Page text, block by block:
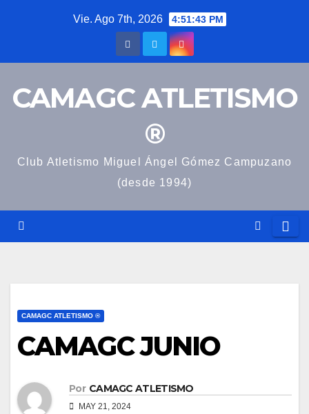
Vie. Ago 7th, 2026 4:51:43 PM
CAMAGC ATLETISMO
®
Club Atletismo Miguel Ángel Gómez Campuzano
(desde 1994)
CAMAGC ATLETISMO ®
CAMAGC JUNIO
Por CAMAGC ATLETISMO
MAY 21, 2024